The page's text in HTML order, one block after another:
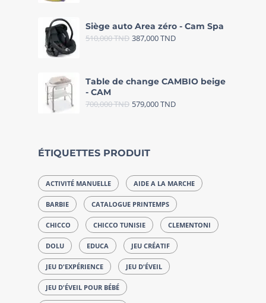
Siège auto Area zéro - Cam Spa
510,000TND 387,000TND
Table de change CAMBIO beige
- CAM
700,000TND 579,000TND
ÉTIQUETTES PRODUIT
ACTIVITÉ MANUELLE AIDE A LA MARCHE
BARBIE CATALOGUE PRINTEMPS
CHICCO CHICCO TUNISIE CLEMENTONI
DOLU EDUCA JEU CRÉATIF
JEU D'EXPÉRIENCE JEU D'ÉVEIL
JEU D'ÉVEIL POUR BÉBÉ